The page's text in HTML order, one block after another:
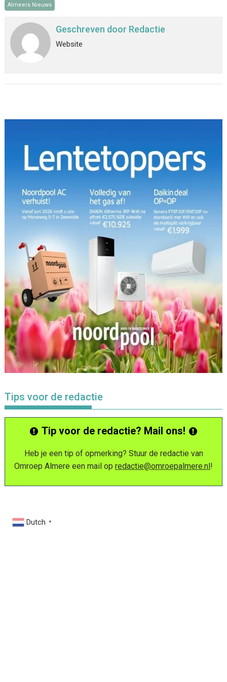
Almeers Nieuws
Geschreven door Redactie
Website
Tips voor de redactie
Tip voor de redactie? Mail ons!
Heb je een tip of opmerking? Stuur de redactie van
Omroep Almere een mail op redactie@omroepalmere.nl!
Dutch ▼